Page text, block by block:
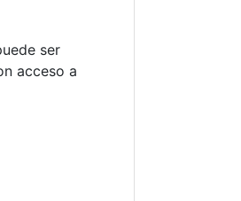
ser
acceso a